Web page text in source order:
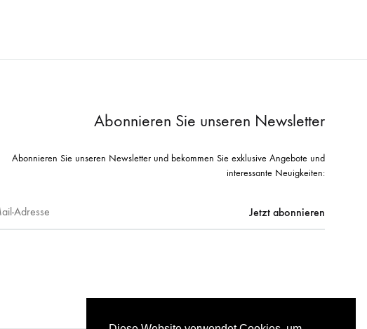
Abonnieren Sie unseren Newsletter
Abonnieren Sie unseren Newsletter und bekommen Sie exklusive Angebote und
interessante Neuigkeiten: